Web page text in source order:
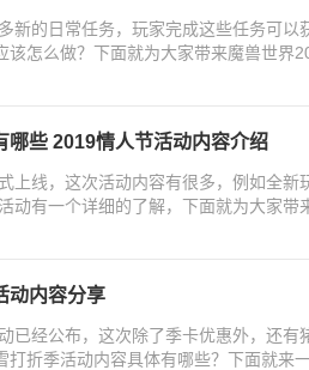
新的日常任务，玩家完成这些任务可以
怎么做？下面就为大家带来魔兽世界
哪些 2019情人节活动内容介绍
上线，这次活动内容有很多，例如全新
动有一个详细的了解，下面就为大家带
动内容分享
已经公布，这次除了季卡优惠外，还有
打折季活动内容具体有哪些？下面就来